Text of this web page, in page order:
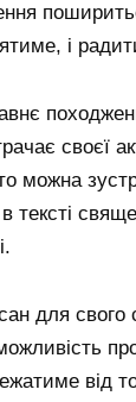
і
своєї
можна
тексті
для свого
від